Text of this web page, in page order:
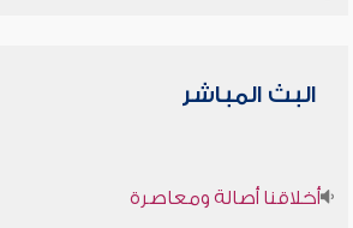
البث المباشر
أخلاقنا أصالة ومعاصرة